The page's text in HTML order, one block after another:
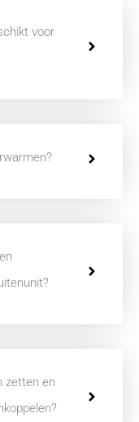
voor
zetten en